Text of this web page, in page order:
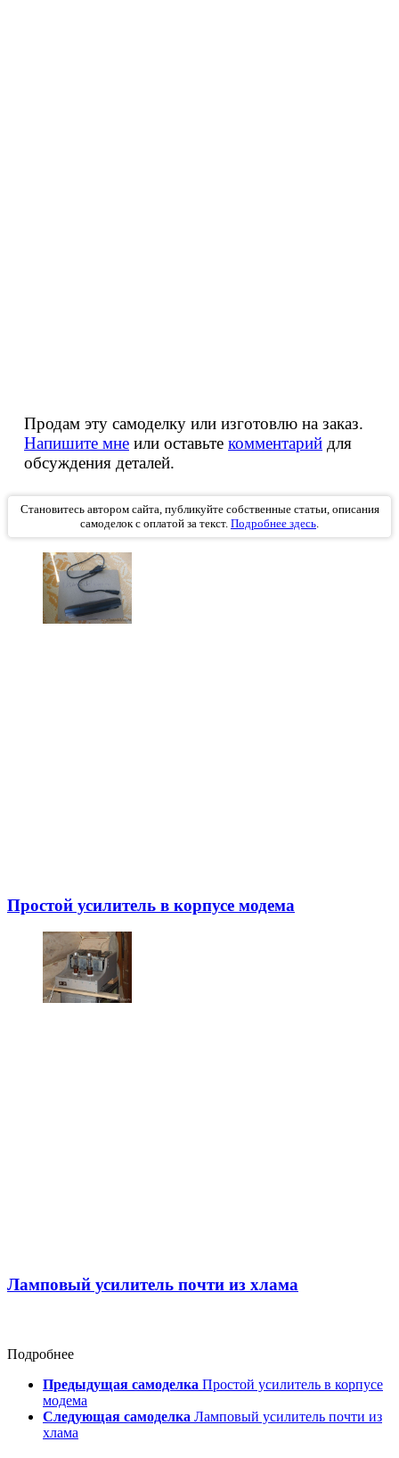
Продам эту самоделку или изготовлю на заказ.
Напишите мне или оставьте комментарий для
обсуждения деталей.
Становитесь автором сайта, публикуйте собственные статьи, описания
самоделок с оплатой за текст. Подробнее здесь.
Простой усилитель в корпусе модема
Ламповый усилитель почти из хлама
Подробнее
Предыдущая самоделка Простой усилитель в корпусе
модема
Следующая самоделка Ламповый усилитель почти из
хлама